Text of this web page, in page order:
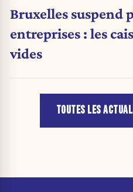
Bruxelles suspend
entreprises : les
vides
TOUTES LES